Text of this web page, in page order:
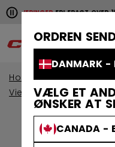
ORDREN
DANMARK -
VÆLG ET
ØNSKER AT
CANADA -
Pause the horizontal
LEVERINGERFRI FRAGT OVER
Hurtige leveringer
Home
View By Collection